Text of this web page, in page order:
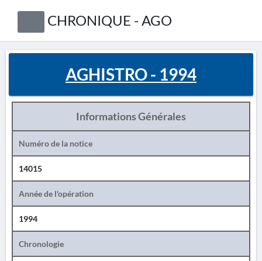
CHRONIQUE - AGO
AGHISTRO - 1994
Informations Générales
Numéro de la notice
14015
Année de l'opération
1994
Chronologie